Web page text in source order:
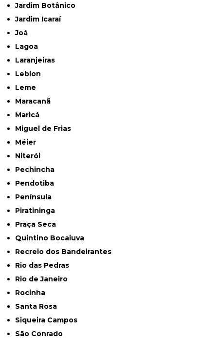
Jardim Botânico
Jardim Icaraí
Joá
Lagoa
Laranjeiras
Leblon
Leme
Maracanã
Maricá
Miguel de Frias
Méier
Niterói
Pechincha
Pendotiba
Península
Piratininga
Praça Seca
Quintino Bocaiuva
Recreio dos Bandeirantes
Rio das Pedras
Rio de Janeiro
Rocinha
Santa Rosa
Siqueira Campos
São Conrado